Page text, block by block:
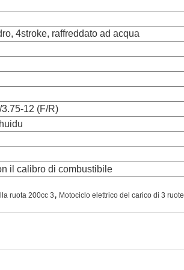
4stroke, raffreddato ad acqua
12 (F/R)
il calibro di combustibile
ruota 200cc 3, Motociclo elettrico del carico di 3 ruote